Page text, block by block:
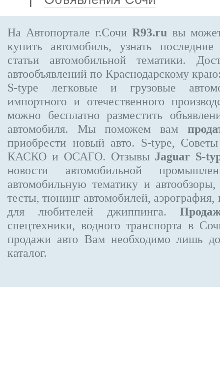
На Автопортале г.СочиR93.ru вы
купить автомобиль, узнать
статьи автомобильной тематики.
автообъявлений по Краснодарскому
S-type легковые и грузовые
импортного и отечественного
можно бесплатно разместить
автомобиля. Мы поможем вам
приобрести новый авто. S-type,
КАСКО и ОСАГО. Отзывы Jaguar S-
новости автомобильной
автомобильную тематику и
тесты, тюнинг автомобилей,
для любителей джиппинга.
спецтехники, водного транспорта в
продажи авто Вам необходимо лишь
каталог.